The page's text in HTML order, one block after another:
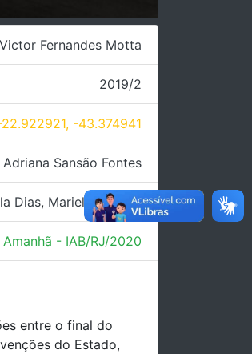
Victor Fernandes Motta
2019/2
-43.374941
Adriana Sansão Fontes
Dias, Mariela Oliveira
- IAB/RJ/2020
entre o final do
do Estado,